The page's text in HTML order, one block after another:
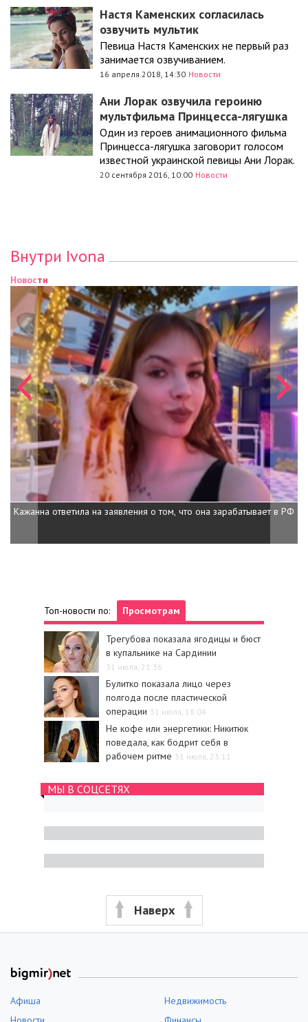
Настя Каменских согласилась
озвучить мультик
Певица Настя Каменских не первый раз
занимается озвучиванием.
16 апреля 2018, 14:30 Новости
Ани Лорак озвучила героиню
мультфильма Принцесса-лягушка
Один из героев анимационного фильма
Принцесса-лягушка заговорит голосом
известной украинской певицы Ани Лорак.
20 сентября 2016, 10:00 Новости
Внутри Ivona
Новости
Кажанна ответила на заявления о том, что она зарабатывает в РФ
Топ-новости по: Просмотрам
Трегубова показала ягодицы и бюст
в купальнике на Сардинии
31 июля, 21:36
Булитко показала лицо через
полгода после пластической
операции 31 июля, 18:04
Не кофе или энергетики: Никитюк
поведала, как бодрит себя в
рабочем ритме 31 июля, 23:11
МЫ В СОЦСЕТЯХ
Наверх
Афиша
Недвижимость